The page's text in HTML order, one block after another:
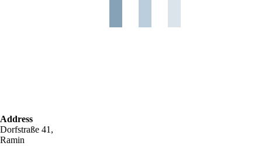
Address
Dorfstraße 41,
Ramin